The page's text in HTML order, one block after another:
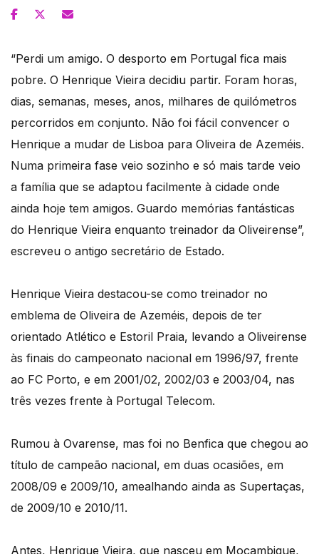
“Perdi um amigo. O desporto em Portugal fica mais
pobre. O Henrique Vieira decidiu partir. Foram horas,
dias, semanas, meses, anos, milhares de quilómetros
percorridos em conjunto. Não foi fácil convencer o
Henrique a mudar de Lisboa para Oliveira de Azeméis.
Numa primeira fase veio sozinho e só mais tarde veio
a família que se adaptou facilmente à cidade onde
ainda hoje tem amigos. Guardo memórias fantásticas
do Henrique Vieira enquanto treinador da Oliveirense”,
escreveu o antigo secretário de Estado.
Henrique Vieira destacou-se como treinador no
emblema de Oliveira de Azeméis, depois de ter
orientado Atlético e Estoril Praia, levando a Oliveirense
às finais do campeonato nacional em 1996/97, frente
ao FC Porto, e em 2001/02, 2002/03 e 2003/04, nas
três vezes frente à Portugal Telecom.
Rumou à Ovarense, mas foi no Benfica que chegou ao
título de campeão nacional, em duas ocasiões, em
2008/09 e 2009/10, amealhando ainda as Supertaças,
de 2009/10 e 2010/11.
Antes, Henrique Vieira, que nasceu em Moçambique,